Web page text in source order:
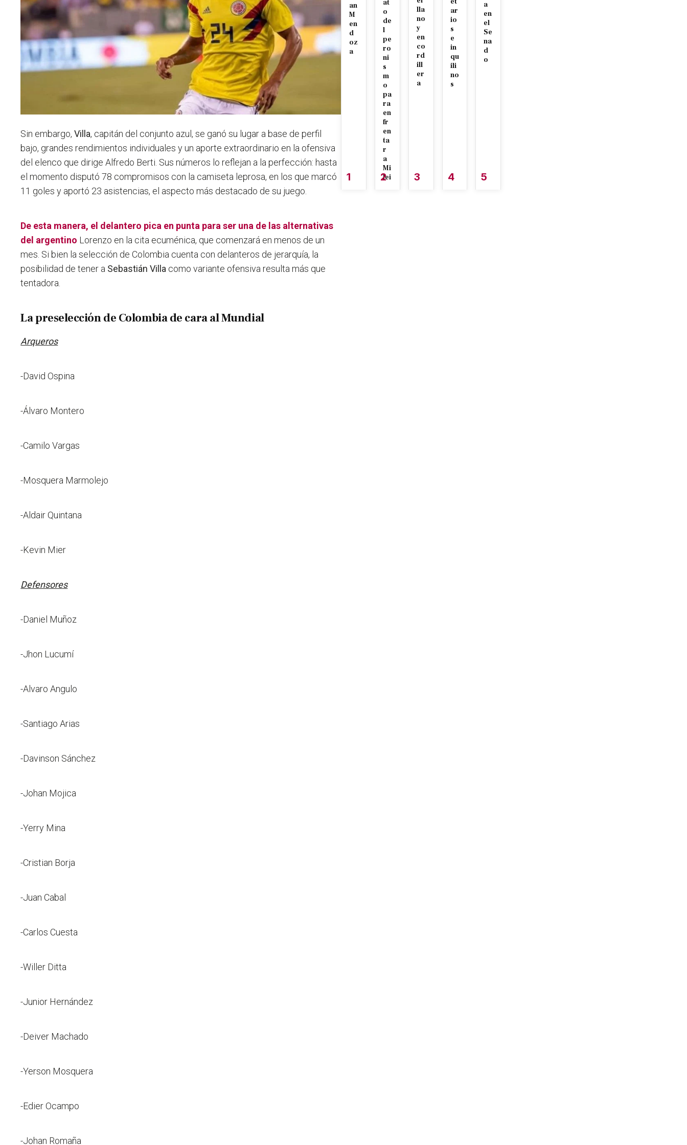
Sin embargo,Villa, capitán del conjunto azul, se ganó su lugar a base de perfil
bajo, grandes rendimientos individuales y un aporte extraordinario en la ofensiva
del elenco que dirige Alfredo Berti. Sus números lo reflejan a la perfección: hasta
el momento disputó 78 compromisos con la camiseta leprosa, en los que marcó
11 goles y aportó 23 asistencias, el aspecto más destacado de su juego.
De esta manera, el delantero pica en punta para ser una de las alternativas
del argentino Lorenzo en la cita ecuménica, que comenzará en menos de un
mes. Si bien la selección de Colombia cuenta con delanteros de jerarquía, la
posibilidad de tener a Sebastián Villa como variante ofensiva resulta más que
tentadora.
La preselección de Colombia de cara al Mundial
Arqueros
-David Ospina
-Álvaro Montero
-Camilo Vargas
-Mosquera Marmolejo
-Aldair Quintana
-Kevin Mier
Defensores
-Daniel Muñoz
-Jhon Lucumí
-Alvaro Angulo
-Santiago Arias
-Davinson Sánchez
-Johan Mojica
-Yerry Mina
-Cristian Borja
-Juan Cabal
-Carlos Cuesta
-Willer Ditta
-Junior Hernández
-Deiver Machado
-Yerson Mosquera
-Edier Ocampo
-Johan Romaña
an
M
en
d
oz
a
1
at
o
de
l
pe
ro
ni
s
m
o
pa
ra
en
fr
en
ta
r
a
Mi
lei
2
lla
no
y
en
co
rd
ill
er
a
3
ar
io
s
e
in
qu
ili
no
s
4
a
en
el
Se
na
d
o
5